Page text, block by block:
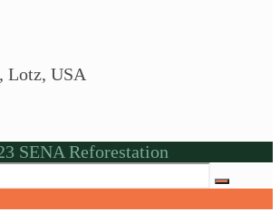
Lotz, USA
SENA Reforestation